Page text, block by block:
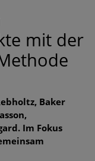
mit der
Baker
Im Fokus